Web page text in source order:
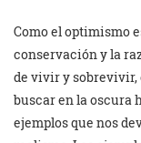
Como el optimismo
conservación y la
de vivir y sobrevivir,
buscar en la oscura
ejemplos que nos